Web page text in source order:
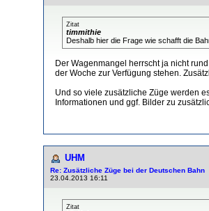
Zitat
timmithie
Deshalb hier die Frage wie schafft die
Der Wagenmangel herrscht ja nicht
der Woche zur Verfügung stehen.
Und so viele zusätzliche Züge werden
Informationen und ggf. Bilder zu
UHM
Re: Zusätzliche Züge bei der Deutschen Bahn
23.04.2013 16:11
Zitat